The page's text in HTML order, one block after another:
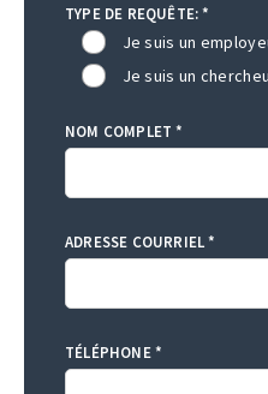
TYPE DE REQUÊTE: *
Je suis un
Je suis un
NOM COMPLET *
ADRESSE COURRIEL *
TÉLÉPHONE *